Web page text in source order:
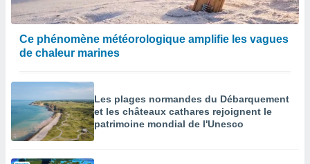
Ce phénomène météorologique amplifie les vagues
de chaleur marines
Les plages normandes du Débarquement
et les châteaux cathares rejoignent le
patrimoine mondial de l'Unesco